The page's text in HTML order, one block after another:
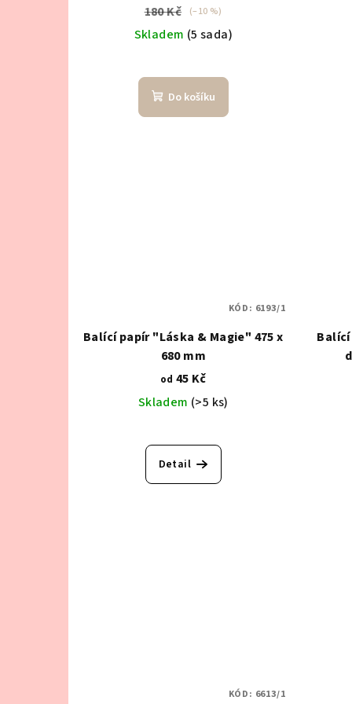
180 Kč
(–10 %)
Skladem (5 sada)
Do košíku
Balící papír "Láska & Magie" 475 x
680 mm
od 45 Kč
Skladem (>5 ks)
Detail
KÓD: 6193/1
KÓD: 6613/1